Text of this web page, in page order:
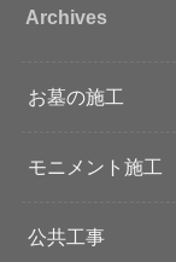
Archives
お墓の施工
モニメント施工
公共工事